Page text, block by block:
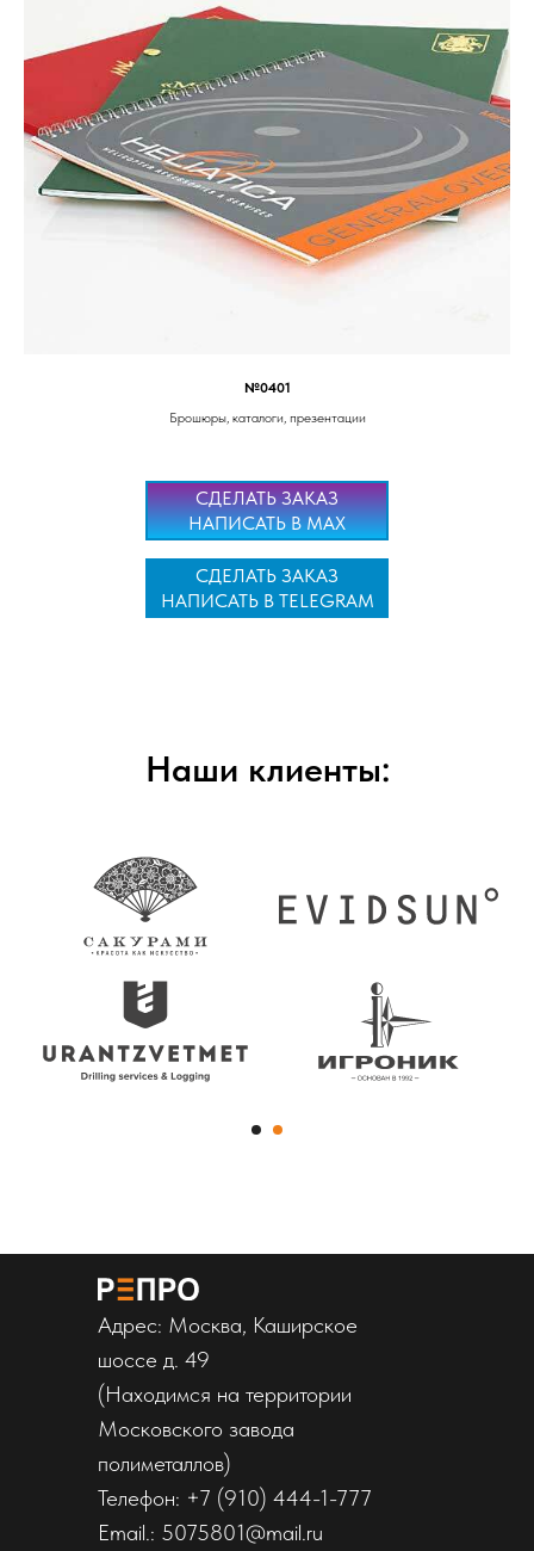
№0401
Брошюры, каталоги, презентации
СДЕЛАТЬ ЗАКАЗ
НАПИСАТЬ В MAX
СДЕЛАТЬ ЗАКАЗ
НАПИСАТЬ В TELEGRAM
Наши клиенты:
Адрес: Москва, Каширское
шоссе д. 49
(Находимся на территории
Московского завода
полиметаллов)
Телефон: +7 (910) 444-1-777
Email.: 5075801@mail.ru